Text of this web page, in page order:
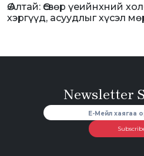
Ө.Алтай: Өсвөр үеийнхний
хэргүүд, асуудлыг хүсэл
Newsletter